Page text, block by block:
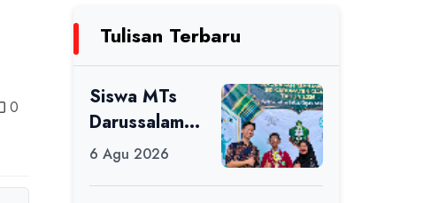
0
Tulisan Terbaru
Siswa MTs
Darussalam
Raih Juara 1
6 Agu 2026